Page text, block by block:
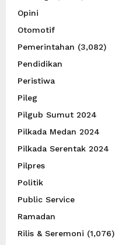
Opini
Otomotif
Pemerintahan (3,082)
Pendidikan
Peristiwa
Pileg
Pilgub Sumut 2024
Pilkada Medan 2024
Pilkada Serentak 2024
Pilpres
Politik
Public Service
Ramadan
Rilis & Seremoni (1,076)